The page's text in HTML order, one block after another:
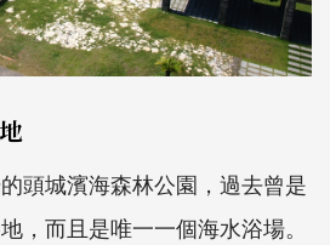
頭城濱海森林公園，過去曾是
，而且是唯一一個海水浴場。